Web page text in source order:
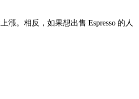
漲。相反，如果想出售 Espresso 的人